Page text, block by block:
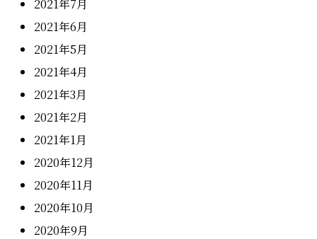
2021年7月
2021年6月
2021年5月
2021年4月
2021年3月
2021年2月
2021年1月
2020年12月
2020年11月
2020年10月
2020年9月